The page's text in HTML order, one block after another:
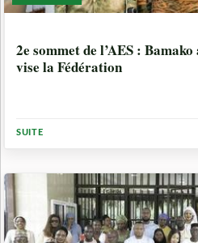
2e sommet de l’AES :
vise la Fédération
SUITE